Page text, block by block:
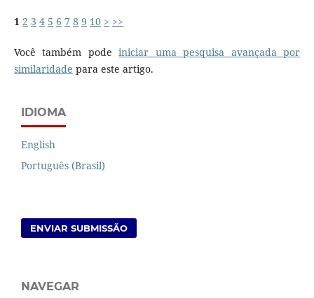
1 2 3 4 5 6 7 8 9 10 > >>
Você também podeiniciar uma pesquisa avançada por
similaridade para este artigo.
IDIOMA
English
Português (Brasil)
ENVIAR SUBMISSÃO
NAVEGAR